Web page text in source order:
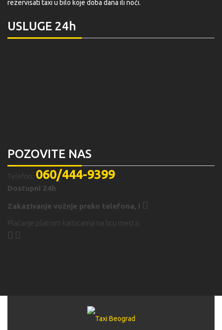
rezervisati taxi u bilo koje doba dana ili noći.
USLUGE 24h
POZOVITE NAS
Telefon: 060/444-9399
Dostupni 24h
Zakazivanje vožnje preko telefona, i
Plaćanje platnim karticama na licu mesta: